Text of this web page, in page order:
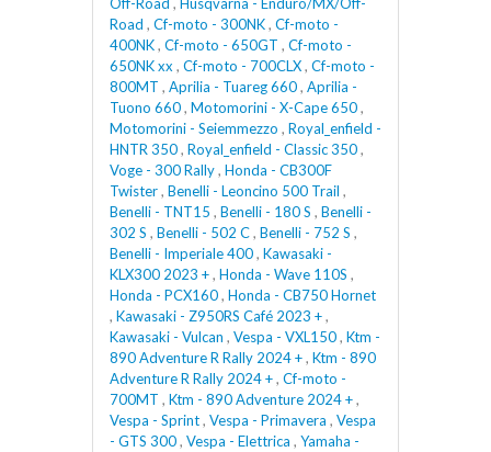
Road , Cf-moto - 300NK, Cf-moto -
400NK, Cf-moto - 650GT , Cf-moto -
650NK xx , Cf-moto - 700CLX, Cf-moto -
800MT , Aprilia - Tuareg 660, Aprilia -
Tuono 660, Motomorini - X-Cape 650,
Motomorini - Seiemmezzo , Royal_enfield -
HNTR 350, Royal_enfield - Classic 350,
Voge - 300 Rally, Honda - CB300F
Twister, Benelli - Leoncino 500 Trail ,
Benelli - TNT15 , Benelli - 180 S , Benelli -
302 S , Benelli - 502 C, Benelli - 752 S ,
Benelli - Imperiale 400, Kawasaki -
KLX300 2023 +, Honda - Wave 110S ,
Honda - PCX160, Honda - CB750 Hornet
, Kawasaki - Z950RS Café 2023 +,
Kawasaki - Vulcan , Vespa - VXL150, Ktm -
890 Adventure R Rally 2024 +, Ktm - 890
Adventure R Rally 2024 +, Cf-moto -
700MT , Ktm - 890 Adventure 2024 +,
Vespa - Sprint, Vespa - Primavera , Vespa
- GTS 300, Vespa - Elettrica , Yamaha -